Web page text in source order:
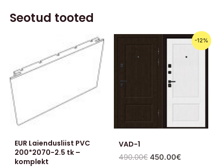
Seotud tooted
EUR Laiendusliist PVC
200*2070-2.5 tk –
komplekt
-12%
VAD-1
490.00€
Algne
hind
oli:
490.00€.
450.00€
Praegune
hind
on: